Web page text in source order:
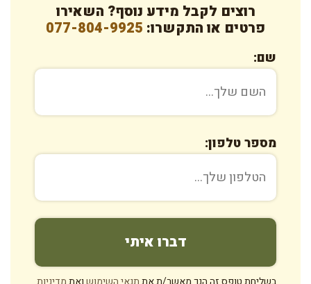
רוצים לקבל מידע נוסף? השאירו
פרטים או התקשרו: 077-804-9925
שם:
מספר טלפון: